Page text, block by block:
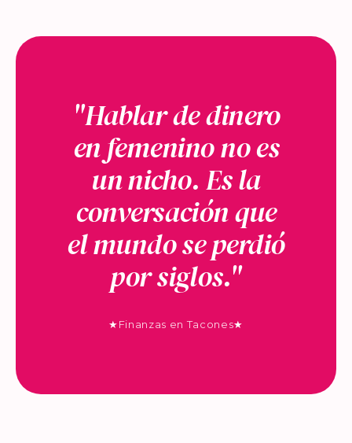
"Hablar de dinero
en femenino no es
un nicho. Es la
conversación que
el mundo se perdió
por siglos."
★Finanzas en Tacones★